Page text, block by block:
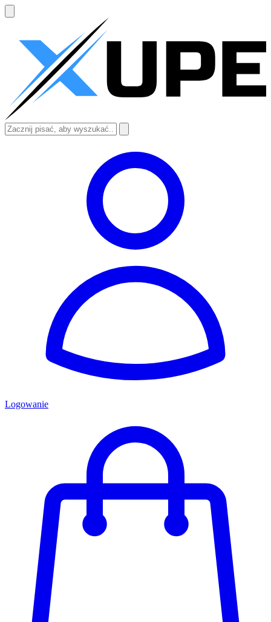
Logowanie